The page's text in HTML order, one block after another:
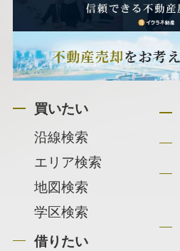
買いたい
沿線検索
エリア検索
地図検索
学区検索
借りたい